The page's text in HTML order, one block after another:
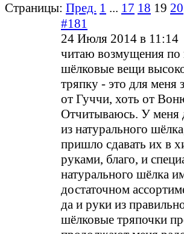
Страницы: Пред. 1 ... 17 18 19 20
#181
24 Июля 2014 в 11:14
читаю возмущения по
шёлковые вещи
тряпку - это для
от Гуччи, хоть от
Отчитываюсь. У меня
из натурального
пришло сдавать их в
руками, благо, и
натурального шёлка
достаточном
да и руки из
шёлковые тряпочки